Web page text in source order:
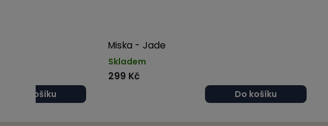
Do košíku
Miska - Jade
Skladem
299 Kč
Do košíku